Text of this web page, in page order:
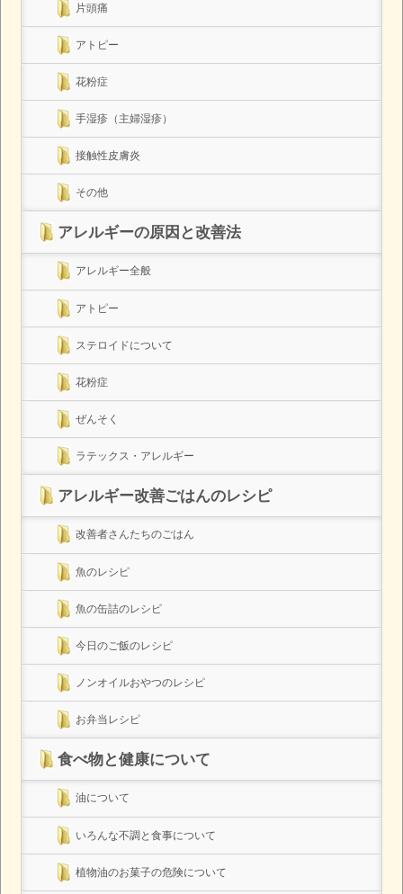
片頭痛
アトピー
花粉症
手湿疹（主婦湿疹）
接触性皮膚炎
その他
アレルギーの原因と改善法
アレルギー全般
アトピー
ステロイドについて
花粉症
ぜんそく
ラテックス・アレルギー
アレルギー改善ごはんのレシピ
改善者さんたちのごはん
魚のレシピ
魚の缶詰のレシピ
今日のご飯のレシピ
ノンオイルおやつのレシピ
お弁当レシピ
食べ物と健康について
油について
いろんな不調と食事について
植物油のお菓子の危険について